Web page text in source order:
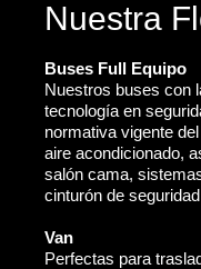
Nuestra
Buses Full Equipo
Nuestros buses con
tecnología en
normativa vigente
aire acondicionado,
salón cama,
cinturón de
Van
Perfectas para